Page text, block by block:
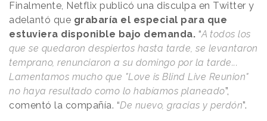
Finalmente, Netflix publicó una disculpa en Twitter y
adelantó que grabaría el especial para que
estuviera disponible bajo demanda. “A todos los
que se quedaron despiertos hasta tarde, se levantaron
temprano, renunciaron a su domingo por la tarde...
Lamentamos mucho que "Love is Blind Live Reunion"
no haya resultado como lo habíamos planeado”,
comentó la compañía. “De nuevo, gracias y perdón”.